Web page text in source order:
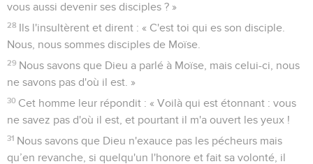
vous aussi devenir ses disciples ? »
28 Ils l'insultèrent et dirent : « C'est toi qui es son disciple.
Nous, nous sommes disciples de Moïse.
29 Nous savons que Dieu a parlé à Moïse, mais celui-ci, nous
ne savons pas d'où il est. »
30 Cet homme leur répondit : « Voilà qui est étonnant : vous
ne savez pas d'où il est, et pourtant il m'a ouvert les yeux !
31 Nous savons que Dieu n'exauce pas les pécheurs mais
qu’en revanche, si quelqu'un l'honore et fait sa volonté, il